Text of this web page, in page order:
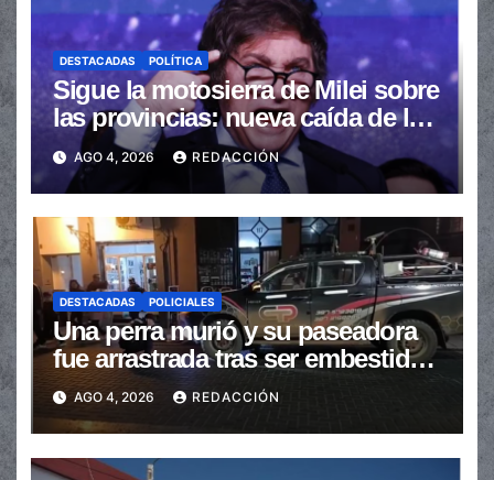
DESTACADAS POLÍTICA
Sigue la motosierra de Milei sobre
las provincias: nueva caída de las
transferencias no automáticas
AGO 4, 2026 REDACCIÓN
DESTACADAS POLICIALES
Una perra murió y su paseadora
fue arrastrada tras ser embestidas
en la senda peatonal
AGO 4, 2026 REDACCIÓN